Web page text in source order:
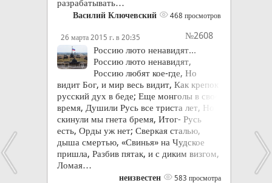
разрабатывать…
Василий Ключевский 468 просмотров
26 марта 2015 г. в 20:35
№2608
Россию люто ненавидят...
Россию люто ненавидят,
Россию любят кое-где, Но
видит Бог, и мир весь видит, Как крепок
русский дух в беде; Еще монголы в свое
время, Душили Русь все триста лет, Но
скинули мы гнета бремя, Итог- Русь
есть, Орды уж нет; Сверкая сталью,
дыша смертью, «Свинья» на Чудское
пришла, Разбив пятак, и с диким визгом,
Ломая…
неизвестен 583 просмотра